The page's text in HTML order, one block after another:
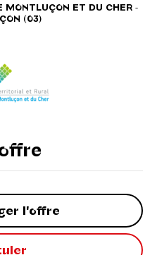
MONTLUÇON ET DU CHER -
(03)
l'offre